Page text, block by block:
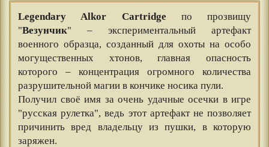
Legendary Alkor Cartridge по прозвищу
"Везунчик" – экспериментальный артефакт
военного образца, созданный для охоты на особо
могущественных хтонов, главная опасность
которого – концентрация огромного количества
разрушительной магии в кончике носика пули.
Получил своё имя за очень удачные осечки в игре
"русская рулетка", ведь этот артефакт не позволяет
причинить вред владельцу из пушки, в которую
заряжен.